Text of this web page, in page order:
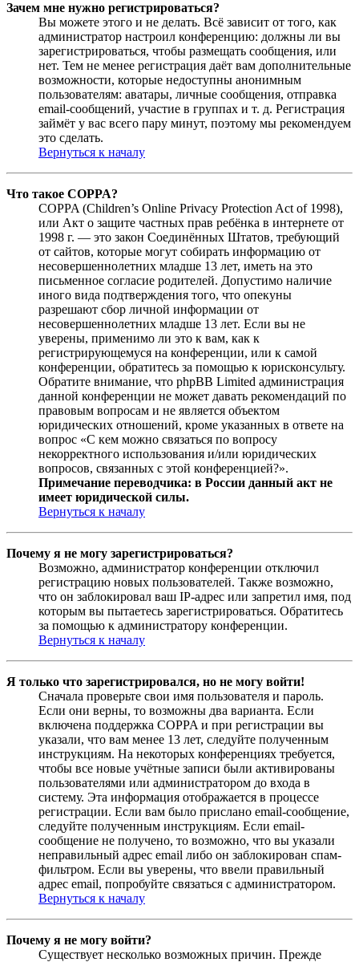
Зачем мне нужно регистрироваться?
Вы можете этого и не делать. Всё зависит от того, как
администратор настроил конференцию: должны ли вы
зарегистрироваться, чтобы размещать сообщения, или
нет. Тем не менее регистрация даёт вам дополнительные
возможности, которые недоступны анонимным
пользователям: аватары, личные сообщения, отправка
email-сообщений, участие в группах и т. д. Регистрация
займёт у вас всего пару минут, поэтому мы рекомендуем
это сделать.
Вернуться к началу
Что такое COPPA?
COPPA (Children’s Online Privacy Protection Act of 1998),
или Акт о защите частных прав ребёнка в интернете от
1998 г. — это закон Соединённых Штатов, требующий
от сайтов, которые могут собирать информацию от
несовершеннолетних младше 13 лет, иметь на это
письменное согласие родителей. Допустимо наличие
иного вида подтверждения того, что опекуны
разрешают сбор личной информации от
несовершеннолетних младше 13 лет. Если вы не
уверены, применимо ли это к вам, как к
регистрирующемуся на конференции, или к самой
конференции, обратитесь за помощью к юрисконсульту.
Обратите внимание, что phpBB Limited администрация
данной конференции не может давать рекомендаций по
правовым вопросам и не является объектом
юридических отношений, кроме указанных в ответе на
вопрос «С кем можно связаться по вопросу
некорректного использования и/или юридических
вопросов, связанных с этой конференцией?».
Примечание переводчика: в России данный акт не
имеет юридической силы.
Вернуться к началу
Почему я не могу зарегистрироваться?
Возможно, администратор конференции отключил
регистрацию новых пользователей. Также возможно,
что он заблокировал ваш IP-адрес или запретил имя, под
которым вы пытаетесь зарегистрироваться. Обратитесь
за помощью к администратору конференции.
Вернуться к началу
Я только что зарегистрировался, но не могу войти!
Сначала проверьте свои имя пользователя и пароль.
Если они верны, то возможны два варианта. Если
включена поддержка COPPA и при регистрации вы
указали, что вам менее 13 лет, следуйте полученным
инструкциям. На некоторых конференциях требуется,
чтобы все новые учётные записи были активированы
пользователями или администратором до входа в
систему. Эта информация отображается в процессе
регистрации. Если вам было прислано email-сообщение,
следуйте полученным инструкциям. Если email-
сообщение не получено, то возможно, что вы указали
неправильный адрес email либо он заблокирован спам-
фильтром. Если вы уверены, что ввели правильный
адрес email, попробуйте связаться с администратором.
Вернуться к началу
Почему я не могу войти?
Существует несколько возможных причин. Прежде